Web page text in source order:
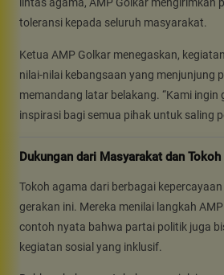
lintas agama, AMP Golkar mengirimkan
toleransi kepada seluruh masyarakat.
Ketua AMP Golkar menegaskan,
nilai-nilai kebangsaan yang menjunjung
memandang latar belakang. “Kami ingin
inspirasi bagi semua pihak untuk saling
Dukungan dari Masyarakat dan
Tokoh agama dari berbagai
gerakan ini. Mereka menilai langkah
contoh nyata bahwa partai politik juga
kegiatan sosial yang inklusif.